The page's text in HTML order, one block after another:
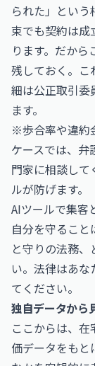
られた」とい
束でも契約は成
ります。だか
残しておく。こ
細は公正取引委
ます。
※歩合率や違約
ケースでは、弁
門家に相談し
ルが防げます。
AIツールで集客
自分を守るこ
と守りの法務
い。法律はあな
てください。
独自データから
ここからは、
価データをもと